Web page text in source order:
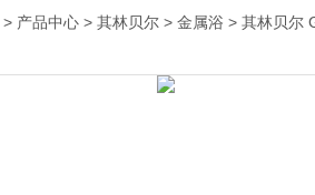
> 产品中心 > 其林贝尔 > 金属浴 > 其林贝尔